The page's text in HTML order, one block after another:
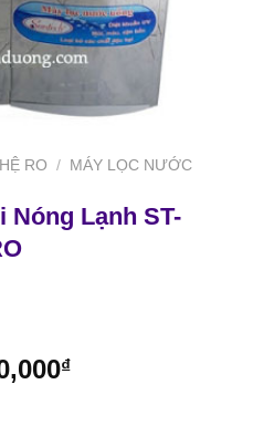
RO /
MÁY LỌC NƯỚC
Nóng Lạnh ST-
₫Giá